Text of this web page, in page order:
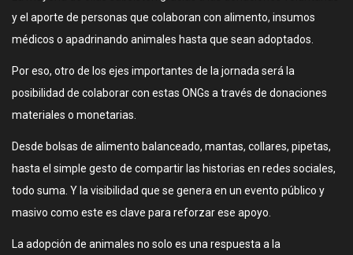
y el aporte de personas que colaboran con alimento, insumos
médicos o apadrinando animales hasta que sean adoptados.
Por eso, otro de los ejes importantes de la jornada será la
posibilidad de colaborar con estas ONGs a través de donaciones
materiales o monetarias.
Desde bolsas de alimento balanceado, mantas, collares, pipetas,
hasta el simple gesto de compartir las historias en redes sociales,
todo suma. Y la visibilidad que se genera en un evento público y
masivo como este es clave para reforzar ese apoyo.
La adopción de animales no solo es una respuesta a la